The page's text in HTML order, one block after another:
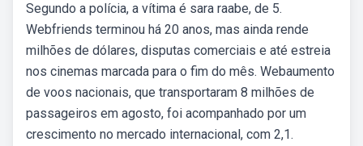
Segundo a polícia, a vítima é sara raabe, de 5.
Webfriends terminou há 20 anos, mas ainda rende
milhões de dólares, disputas comerciais e até estreia
nos cinemas marcada para o fim do mês. Webaumento
de voos nacionais, que transportaram 8 milhões de
passageiros em agosto, foi acompanhado por um
crescimento no mercado internacional, com 2,1.